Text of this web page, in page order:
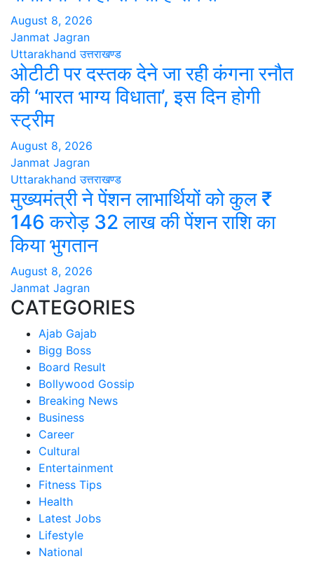
August 8, 2026
Janmat Jagran
Uttarakhand उत्तराखण्ड
ओटीटी पर दस्तक देने जा रही कंगना रनौत
की ‘भारत भाग्य विधाता’, इस दिन होगी
स्ट्रीम
August 8, 2026
Janmat Jagran
Uttarakhand उत्तराखण्ड
मुख्यमंत्री ने पेंशन लाभार्थियों को कुल ₹
146 करोड़ 32 लाख की पेंशन राशि का
किया भुगतान
August 8, 2026
Janmat Jagran
CATEGORIES
Ajab Gajab
Bigg Boss
Board Result
Bollywood Gossip
Breaking News
Business
Career
Cultural
Entertainment
Fitness Tips
Health
Latest Jobs
Lifestyle
National